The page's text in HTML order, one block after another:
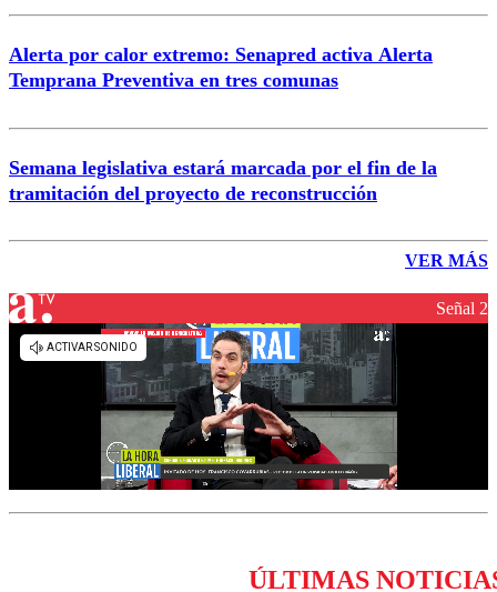
Alerta por calor extremo: Senapred activa Alerta
Temprana Preventiva en tres comunas
Semana legislativa estará marcada por el fin de la
tramitación del proyecto de reconstrucción
VER MÁS
Señal 2
ÚLTIMAS